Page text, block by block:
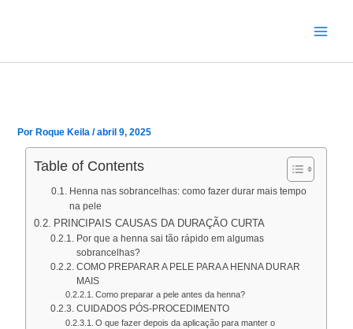
conteúdo
Por Roque Keila/abril 9, 2025
Table of Contents
Henna nas sobrancelhas: como fazer durar mais tempo
na pele
PRINCIPAIS CAUSAS DA DURAÇÃO CURTA
Por que a henna sai tão rápido em algumas
sobrancelhas?
COMO PREPARAR A PELE PARA A HENNA DURAR
MAIS
Como preparar a pele antes da henna?
CUIDADOS PÓS-PROCEDIMENTO
O que fazer depois da aplicação para manter o